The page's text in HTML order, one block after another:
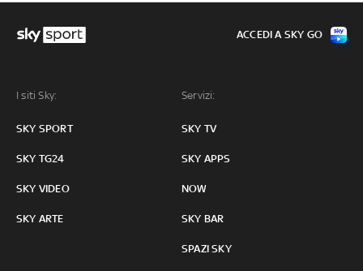
I siti Sky:
SKY SPORT
SKY TG24
SKY VIDEO
SKY ARTE
Servizi:
SKY TV
SKY APPS
NOW
SKY BAR
SPAZI SKY
ACCEDI A SKY GO